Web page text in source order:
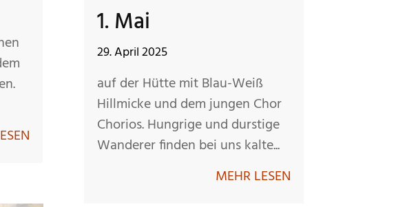
1. Mai
29. April 2025
auf der Hütte mit Blau-Weiß
Hillmicke und dem jungen Chor
Chorios. Hungrige und durstige
Wanderer finden bei uns kalte...
MEHR LESEN